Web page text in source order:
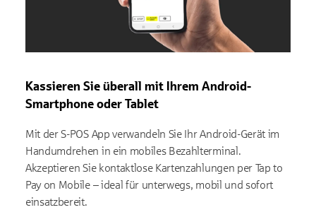
Kassieren Sie überall mit Ihrem Android-
Smartphone oder Tablet
Mit der S-POS App verwandeln Sie Ihr Android-Gerät im
Handumdrehen in ein mobiles Bezahlterminal.
Akzeptieren Sie kontaktlose Kartenzahlungen per Tap to
Pay on Mobile – ideal für unterwegs, mobil und sofort
einsatzbereit.